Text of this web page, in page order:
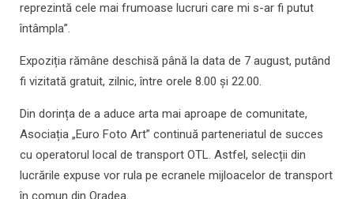
reprezintă cele mai frumoase lucruri care mi s-ar fi putut
întâmpla”.
Expoziția rămâne deschisă până la data de 7 august, putând
fi vizitată gratuit, zilnic, între orele 8.00 și 22.00.
Din dorința de a aduce arta mai aproape de comunitate,
Asociația „Euro Foto Art” continuă parteneriatul de succes
cu operatorul local de transport OTL. Astfel, selecții din
lucrările expuse vor rula pe ecranele mijloacelor de transport